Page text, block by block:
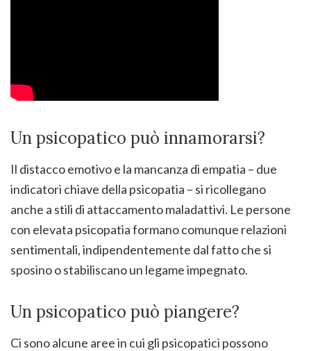
Un psicopatico può innamorarsi?
Il distacco emotivo e la mancanza di empatia – due
indicatori chiave della psicopatia – si ricollegano
anche a stili di attaccamento maladattivi. Le persone
con elevata psicopatia formano comunque relazioni
sentimentali, indipendentemente dal fatto che si
sposino o stabiliscano un legame impegnato.
Un psicopatico può piangere?
Ci sono alcune aree in cui gli psicopatici possono